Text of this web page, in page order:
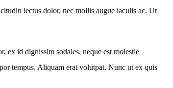
lectus dolor, nec mollis augue iaculis ac. Ut
ex id dignissim sodales, neque est molestie
tempus. Aliquam erat volutpat. Nunc ut ex quis